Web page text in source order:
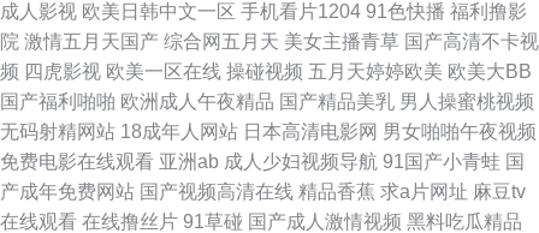
国产日韩精品欧美 人人操人人 伊人成人社区 肏屄网站麻豆 黑人激情影院 亚
洲色图欧美另类 成人毛片网站 国产午夜精品福利 久久国产精品一区 91成人
视频 AV伊人大香蕉 久久草这里有精品 亚洲色图动漫 韩国论理 午夜福利电影
图片 www青青操 国产精品自第 91美女被啪啪啪 东京色视频 玖草在线资源
成人影视 欧美日韩中文一区 手机看片1204 91色快播 福利撸影
院 激情五月天国产 综合网五月天 美女主播青草 国产高清不卡视
频 四虎影视 欧美一区在线 操碰视频 五月天婷婷欧美 欧美大BB
国产福利啪啪 欧洲成人午夜精品 国产精品美乳 男人操蜜桃视频
无码射精网站 18成年人网站 日本高清电影网 男女啪啪午夜视频
免费电影在线观看 亚洲ab 成人少妇视频导航 91国产小青蛙 国
产成年免费网站 国产视频高清在线 精品香蕉 求a片网址 麻豆tv
在线观看 在线撸丝片 91草碰 国产成人激情视频 黑料吃瓜精品